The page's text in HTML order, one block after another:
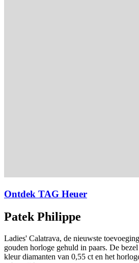
Ontdek TAG Heuer
Patek Philippe
Ladies' Calatrava, de nieuwste
gouden horloge gehuld in paars. De
kleur diamanten van 0,55 ct en het